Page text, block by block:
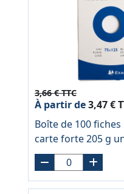
3,66 € TTC
À partir de3,47 €
Boîte de 100
carte forte 205 g uni blanc
cm